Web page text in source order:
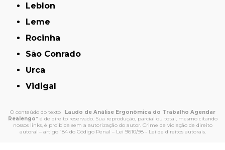
Leblon
Leme
Rocinha
São Conrado
Urca
Vidigal
O conteúdo do texto "Laudo de Análise Ergonômica do Trabalho Agendar
Realengo" é de direito reservado. Sua reprodução, parcial ou total, mesmo citando
nossos links, é proibida sem a autorização do autor. Crime de violação de direito
autoral – artigo 184 do Código Penal – Lei 9610/98 - Lei de direitos autorais.